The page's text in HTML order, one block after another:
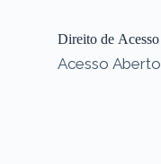
Direito de Acesso
Acesso Aberto